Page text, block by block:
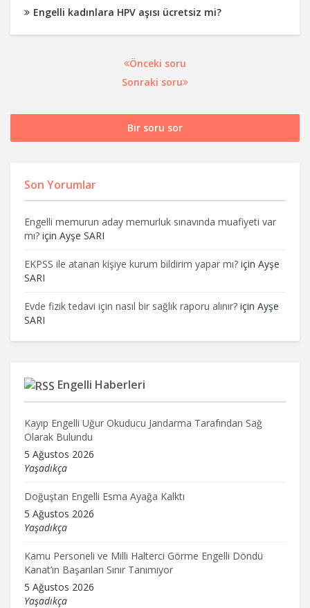
Engelli kadınlara HPV aşısı ücretsiz mi?
Önceki soru
Sonraki soru
Bir soru sor
Son Yorumlar
Engelli memurun aday memurluk sınavında muafiyeti var
mı? için Ayşe SARI
EKPSS ile atanan kişiye kurum bildirim yapar mı? için Ayşe
SARI
Evde fizik tedavi için nasıl bir sağlık raporu alınır? için Ayşe
SARI
Engelli Haberleri
Kayıp Engelli Uğur Okuducu Jandarma Tarafından Sağ
Olarak Bulundu
5 Ağustos 2026
Yaşadıkça
Doğuştan Engelli Esma Ayağa Kalktı
5 Ağustos 2026
Yaşadıkça
Kamu Personeli ve Milli Halterci Görme Engelli Döndü
Kanat’ın Başarıları Sınır Tanımıyor
5 Ağustos 2026
Yaşadıkça